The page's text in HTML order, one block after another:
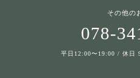
その他の
078-
平日12:00〜19:00 / 休日